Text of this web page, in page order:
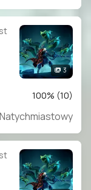
3
100% (10)
Natychmiastowy